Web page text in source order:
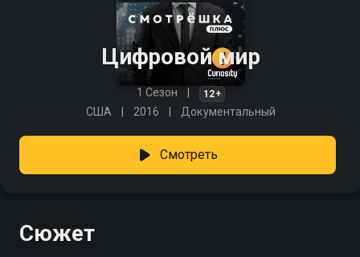
Цифровой мир
1 Сезон 12+
США 2016 Документальный
Смотреть
Сюжет